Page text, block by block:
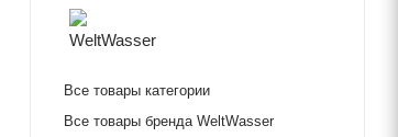
Все товары категории
Все товары бренда WeltWasser